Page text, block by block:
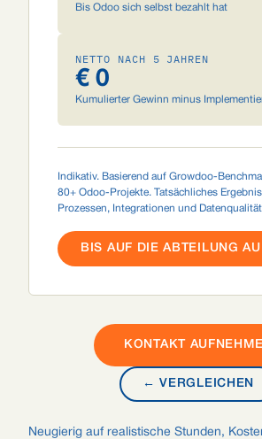
Bis Odoo sich selbst bezahlt hat
NETTO NACH 5 JAHREN
€ 0
Kumulierter Gewinn minus
Indikativ. Basierend auf Growdoo-
80+ Odoo-Projekte. Tatsächliches
Prozessen, Integrationen und Datenqualität
BIS AUF DIE ABTEILUNG
KONTAKT
← VERGLEICHEN
Neugierig auf realistische Stunden,